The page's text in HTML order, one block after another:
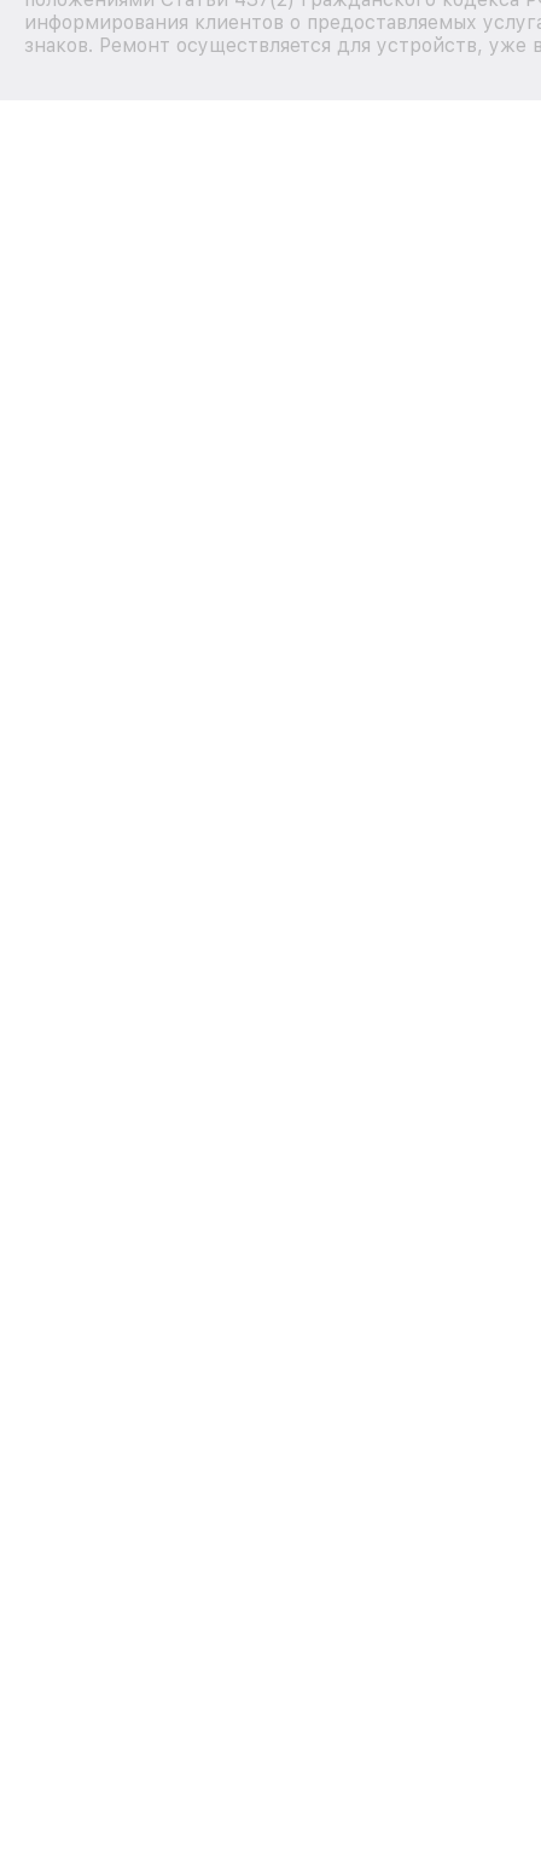
информирования клиентов о предоставляемых
знаков. Ремонт осуществляется для устройств,